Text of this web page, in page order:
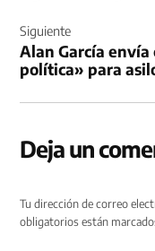
Siguiente
Alan García
política» para
Deja un
Tu dirección de correo
obligatorios están